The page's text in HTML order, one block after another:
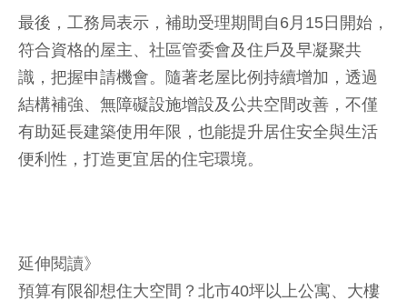
最後，工務局表示，補助受理期間自6月15日開始，
符合資格的屋主、社區管委會及住戶及早凝聚共
識，把握申請機會。隨著老屋比例持續增加，透過
結構補強、無障礙設施增設及公共空間改善，不僅
有助延長建築使用年限，也能提升居住安全與生活
便利性，打造更宜居的住宅環境。
延伸閱讀》
預算有限卻想住大空間？北市40坪以上公寓、大樓